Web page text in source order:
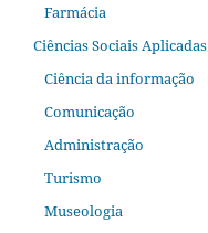
Farmácia
Ciências Sociais Aplicadas
Ciência da informação
Comunicação
Administração
Turismo
Museologia